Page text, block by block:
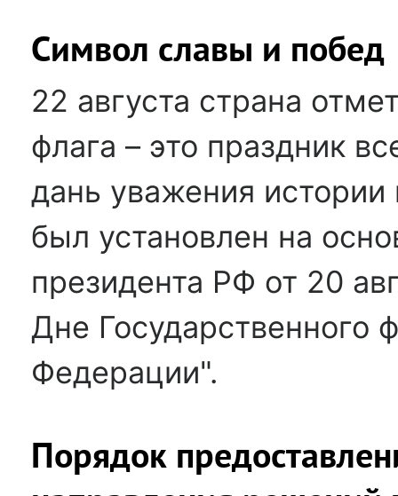
Символ славы и побед
22 августа страна
флага – это праздник
дань уважения
был установлен на
президента РФ от 20
Дне Государственного
Федерации".
Порядок